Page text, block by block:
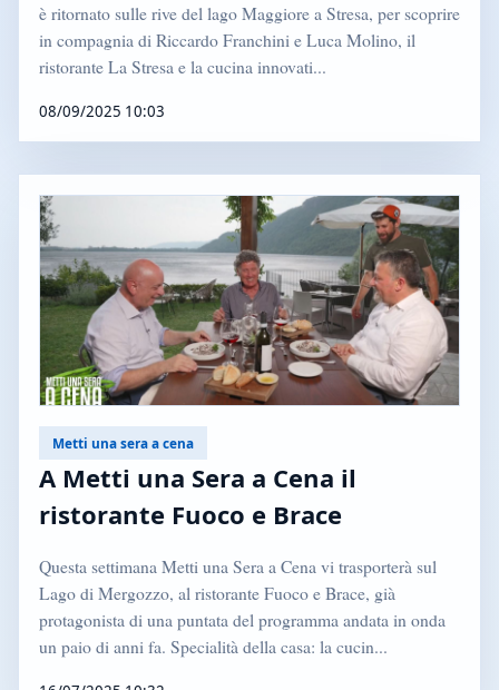
è ritornato sulle rive del lago Maggiore a Stresa, per scoprire
in compagnia di Riccardo Franchini e Luca Molino, il
ristorante La Stresa e la cucina innovati...
08/09/2025 10:03
Metti una sera a cena
A Metti una Sera a Cena il
ristorante Fuoco e Brace
Questa settimana Metti una Sera a Cena vi trasporterà sul
Lago di Mergozzo, al ristorante Fuoco e Brace, già
protagonista di una puntata del programma andata in onda
un paio di anni fa. Specialità della casa: la cucin...